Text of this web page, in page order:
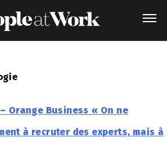
Orange Business « On ne
à recruter des experts, mais à